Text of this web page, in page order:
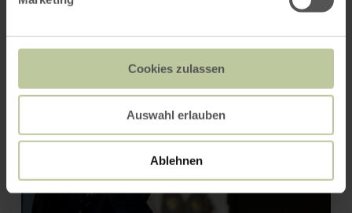
Cookies zulassen
Auswahl erlauben
Ablehnen
Steinfeld Calling - Ein
Festival der kulturellen